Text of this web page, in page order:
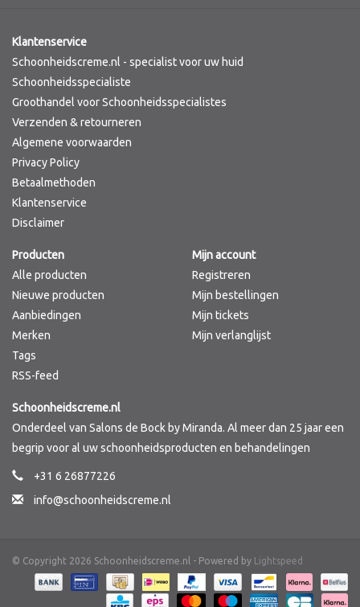
Klantenservice
Schoonheidscreme.nl - specialist voor uw huid
Schoonheidsspecialiste
Groothandel voor Schoonheidsspecialistes
Verzenden & retourneren
Algemene voorwaarden
Privacy Policy
Betaalmethoden
Klantenservice
Disclaimer
Producten
Alle producten
Nieuwe producten
Aanbiedingen
Merken
Tags
RSS-feed
Mijn account
Registreren
Mijn bestellingen
Mijn tickets
Mijn verlanglijst
Schoonheidscreme.nl
Onderdeel van Salons de Bock by Miranda. Al meer dan 25 jaar een
begrip voor al uw schoonheidsproducten en behandelingen
+31 6 26877226
info@schoonheidscreme.nl
© Copyright 2026 Schoonheidscreme.nl - Powered by Lightspeed